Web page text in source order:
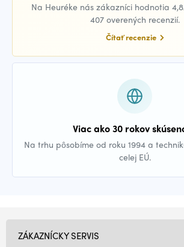
Na Heuréke nás zákazníci hodnotia
407 overených recenzií.
Čítať recenzie
Viac ako 30 rokov
Na trhu pôsobíme od roku 1994 a
celej EÚ.
ZÁKAZNÍCKY SERVIS